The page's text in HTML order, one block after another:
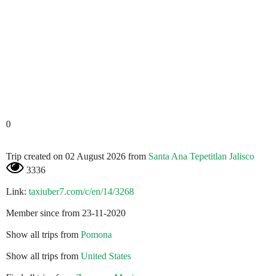
0
Trip created on 02 August 2026 from Santa Ana Tepetitlan Jalisco
3336
Link: taxiuber7.com/c/en/14/3268
Member since from 23-11-2020
Show all trips from Pomona
Show all trips from United States